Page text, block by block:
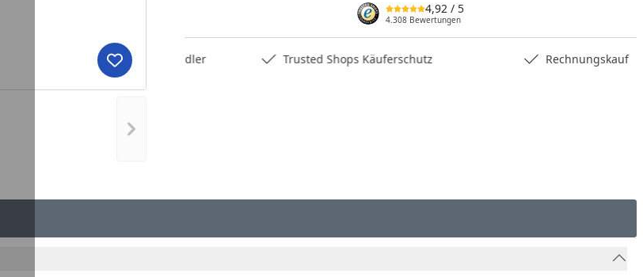
Nächstes Bild anzeigen
Produkt zur Wunschliste hinzufügen
4,92 / 5
4.308 Bewertungen
Deutschlands bester Händler Trusted Shops Käuferschutz Rechnungskauf